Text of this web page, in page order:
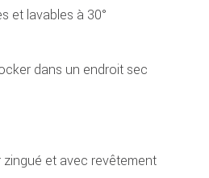
et lavables à 30°
dans un endroit sec
et avec revêtement